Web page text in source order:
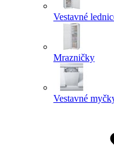
Vestavné
Mrazničky
Vestavné